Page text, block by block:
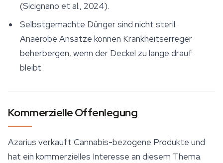
(Sicignano et al., 2024).
Selbstgemachte Dünger sind nicht steril.
Anaerobe Ansätze können Krankheitserreger
beherbergen, wenn der Deckel zu lange drauf
bleibt.
Kommerzielle Offenlegung
Azarius verkauft Cannabis-bezogene Produkte und
hat ein kommerzielles Interesse an diesem Thema.